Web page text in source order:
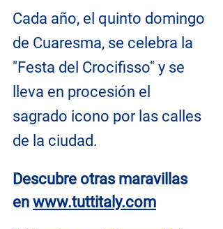
Cada año, el quinto domingo
de Cuaresma, se celebra la
"Festa del Crocifisso" y se
lleva en procesión el
sagrado icono por las calles
de la ciudad.
Descubre otras maravillas
en www.tuttitaly.com